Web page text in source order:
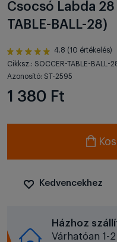
Csocsó Labda 28
TABLE-BALL-28)
4.8 (10 értékelés)
Cikksz.: SOCCER-TABLE-BALL-
Azonosító: ST-2595
1 380 Ft
Kedvencekhez
Házhoz
Várhatóan 1-